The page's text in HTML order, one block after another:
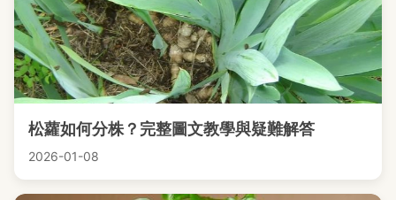
松蘿如何分株？完整圖文教學與疑難解答
2026-01-08